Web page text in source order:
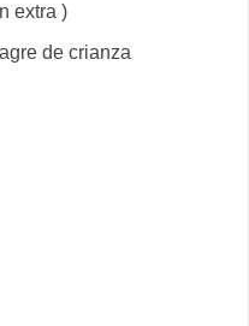
extra )
de crianza